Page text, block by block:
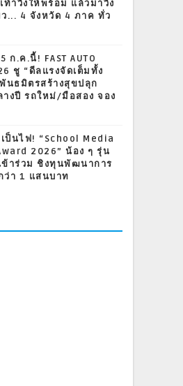
ท้าวิ่งให้พร้อม แล้วมาวิ่ง
... 4 จังหวัด 4 ภาค ทั่ว
ก.ค.นี้! FAST AUTO
ชู “ดีลแรงจัดเต็มทั้ง
นธมิตรสร้างสุขปลุก
างปี รถใหม่/มือสอง จอง
ป็นไฟ! “School Media
2026” น้อง ๆ รุ่น
ข้าร่วม ชิงทุนพัฒนาการ
ว่า 1 แสนบาท